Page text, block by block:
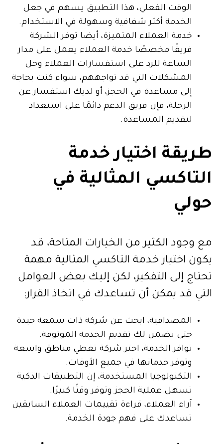
الوقت الفعلي، هذا التطبيق يسهم في جعل
الخدمة أكثر شفافية وسهولة في الاستخدام.
خدمة العملاء المتميزة، أيضا توفر الشركة
فريقًا مخصصًا خدمة العملاء يعمل على مدار
الساعة للرد على استفسارات العملاء وحل
المشكلات التي قد تواجههم، سواء كنت بحاجة
إلى مساعدة في الحجز، أو لديك استفسار عن
الرحلة، فإن فريق الدعم دائمًا على استعداد
لتقديم المساعدة.
طريقة اختيار خدمة
التاكسي المثالية في
حولي
مع وجود الكثير من الخيارات المتاحة، قد
يكون اختيار خدمة التاكسي المثالية مهمة
تحتاج إلى التفكير، لكن إليك بعض العوامل
التي قد يمكن أن تساعدك في اتخاذ القرار:
المصداقية، ابحث عن شركة ذات سمعة جيدة
حتى تضمن لك تقديم الخدمة الموثوقة.
توافر الخدمة، اختر شركة تغطي مناطق واسعة
وتوفر خدماتها في جميع الأوقات.
التكنولوجيا المستخدمة، إن التطبيقات الذكية
تسهل عملية الحجز وتوفر وقتًا كبيرًا.
آراء العملاء، قراءة تقييمات العملاء السابقين
تساعدك على فهم جودة الخدمة.